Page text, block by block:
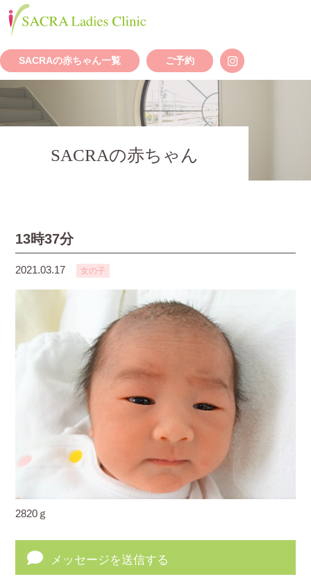
SACRAの赤ちゃん一覧 ご予約
SACRAの赤ちゃん
13時37分
2021.03.17 女の子
2820ｇ
メッセージを送信する